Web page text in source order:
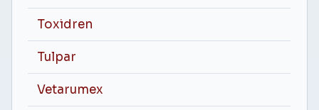
Toxidren
Tulpar
Vetarumex